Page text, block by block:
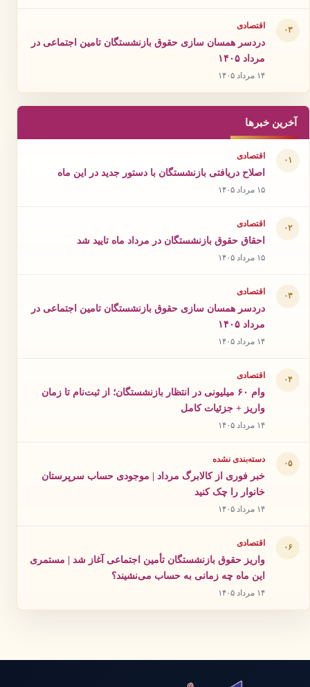
۰۳ اقتصادی
دردسر همسان سازی حقوق بازنشستگان تامین اجتماعی در
مرداد ۱۴۰۵
۱۴ مرداد ۱۴۰۵
آخرین خبرها
۰۱ اقتصادی
اصلاح دریافتی بازنشستگان با دستور جدید در این ماه
۱۵ مرداد ۱۴۰۵
۰۲ اقتصادی
احقاق حقوق بازنشستگان در مرداد ماه تایید شد
۱۵ مرداد ۱۴۰۵
۰۳ اقتصادی
دردسر همسان سازی حقوق بازنشستگان تامین اجتماعی در
مرداد ۱۴۰۵
۱۴ مرداد ۱۴۰۵
۰۴ اقتصادی
وام ۶۰ میلیونی در انتظار بازنشستگان؛ از ثبت‌نام تا زمان
واریز + جزئیات کامل
۱۴ مرداد ۱۴۰۵
۰۵ دسته‌بندی نشده
خبر فوری از کالابرگ مرداد | موجودی حساب سرپرستان
خانوار را چک کنید
۱۴ مرداد ۱۴۰۵
۰۶ اقتصادی
واریز حقوق بازنشستگان تأمین اجتماعی آغاز شد | مستمری
این ماه چه زمانی به حساب می‌نشیند؟
۱۴ مرداد ۱۴۰۵